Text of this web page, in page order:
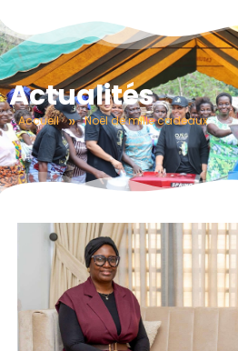
Actualités
Accueil » Noël de mille cadeaux